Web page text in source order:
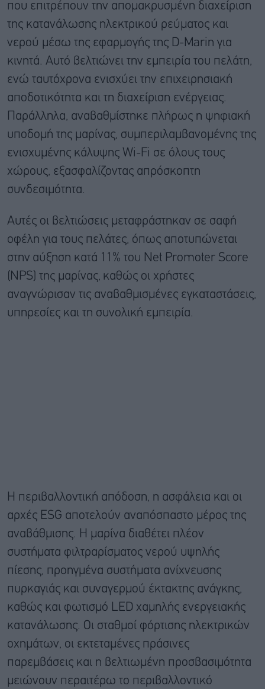
που επιτρέπουν την απομακρυσμένη διαχείριση
της κατανάλωσης ηλεκτρικού ρεύματος και
νερού μέσω της εφαρμογής της D-Marin για
κινητά. Αυτό βελτιώνει την εμπειρία του πελάτη,
ενώ ταυτόχρονα ενισχύει την επιχειρησιακή
αποδοτικότητα και τη διαχείριση ενέργειας.
Παράλληλα, αναβαθμίστηκε πλήρως η ψηφιακή
υποδομή της μαρίνας, συμπεριλαμβανομένης της
ενισχυμένης κάλυψης Wi-Fi σε όλους τους
χώρους, εξασφαλίζοντας απρόσκοπτη
συνδεσιμότητα.
Αυτές οι βελτιώσεις μεταφράστηκαν σε σαφή
οφέλη για τους πελάτες, όπως αποτυπώνεται
στην αύξηση κατά 11% του Net Promoter Score
(NPS) της μαρίνας, καθώς οι χρήστες
αναγνώρισαν τις αναβαθμισμένες εγκαταστάσεις,
υπηρεσίες και τη συνολική εμπειρία.
Η περιβαλλοντική απόδοση, η ασφάλεια και οι
αρχές ESG αποτελούν αναπόσπαστο μέρος της
αναβάθμισης. Η μαρίνα διαθέτει πλέον
συστήματα φιλτραρίσματος νερού υψηλής
πίεσης, προηγμένα συστήματα ανίχνευσης
πυρκαγιάς και συναγερμού έκτακτης ανάγκης,
καθώς και φωτισμό LED χαμηλής ενεργειακής
κατανάλωσης. Οι σταθμοί φόρτισης ηλεκτρικών
οχημάτων, οι εκτεταμένες πράσινες
παρεμβάσεις και η βελτιωμένη προσβασιμότητα
μειώνουν περαιτέρω το περιβαλλοντικό